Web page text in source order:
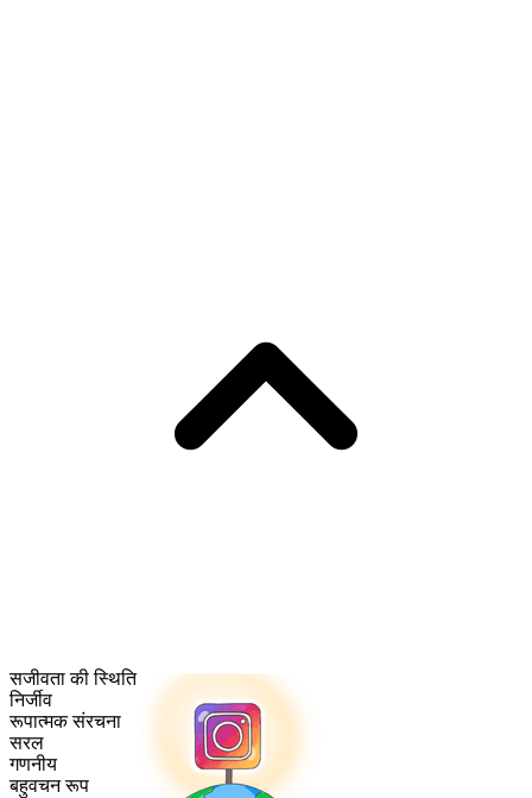
सजीवता की स्थिति
निर्जीव
रूपात्मक संरचना
सरल
गणनीय
बहुवचन रूप